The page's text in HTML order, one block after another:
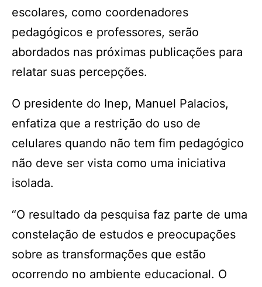
escolares, como coordenadores
pedagógicos e professores, serão
abordados nas próximas publicações para
relatar suas percepções.
O presidente do Inep, Manuel Palacios,
enfatiza que a restrição do uso de
celulares quando não tem fim pedagógico
não deve ser vista como uma iniciativa
isolada.
“O resultado da pesquisa faz parte de uma
constelação de estudos e preocupações
sobre as transformações que estão
ocorrendo no ambiente educacional. O